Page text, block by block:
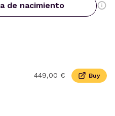
de nacimiento
449,00 € Buy